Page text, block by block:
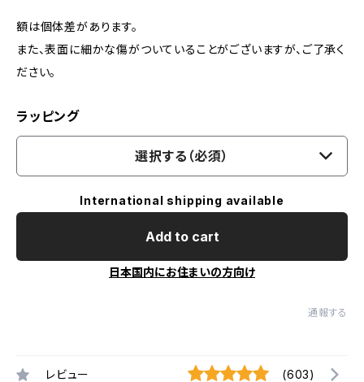
額は個体差があります。
また、表面に細かな傷がついていることがございますが、ご了承く
ださい。
ラッピング
選択する（必須）
International shipping available
Add to cart
日本国内にお住まいの方向け
通報する
レビュー (603)